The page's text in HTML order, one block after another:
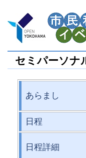
セミパーソナ
あらまし
日程
日程詳細